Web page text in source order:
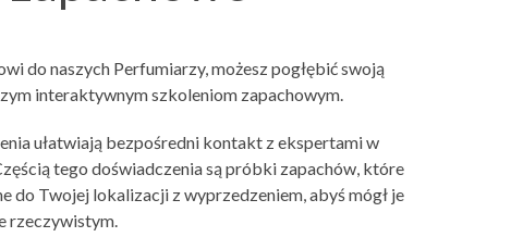
do naszych Perfumiarzy, możesz pogłębić swoją
interaktywnym szkoleniom zapachowym.
ułatwiają bezpośredni kontakt z ekspertami w
tego doświadczenia są próbki zapachów, które
do Twojej lokalizacji z wyprzedzeniem, abyś mógł je
rzeczywistym.